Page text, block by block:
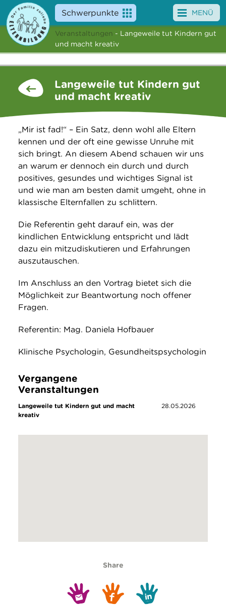
Schwerpunkte
Angebote
News
Über uns
Suche
MENÜ
Veranstaltungen - Langeweile tut Kindern gut
und macht kreativ
Langeweile tut Kindern gut
und macht kreativ
„Mir ist fad!“ – Ein Satz, denn wohl alle Eltern
kennen und der oft eine gewisse Unruhe mit
sich bringt. An diesem Abend schauen wir uns
an warum er dennoch ein durch und durch
positives, gesundes und wichtiges Signal ist
und wie man am besten damit umgeht, ohne in
klassische Elternfallen zu schlittern.
Die Referentin geht darauf ein, was der
kindlichen Entwicklung entspricht und lädt
dazu ein mitzudiskutieren und Erfahrungen
auszutauschen.
Im Anschluss an den Vortrag bietet sich die
Möglichkeit zur Beantwortung noch offener
Fragen.
Referentin: Mag. Daniela Hofbauer
Klinische Psychologin, Gesundheitspsychologin
Vergangene
Veranstaltungen
Langeweile tut Kindern gut und macht
kreativ
28.05.2026
Share